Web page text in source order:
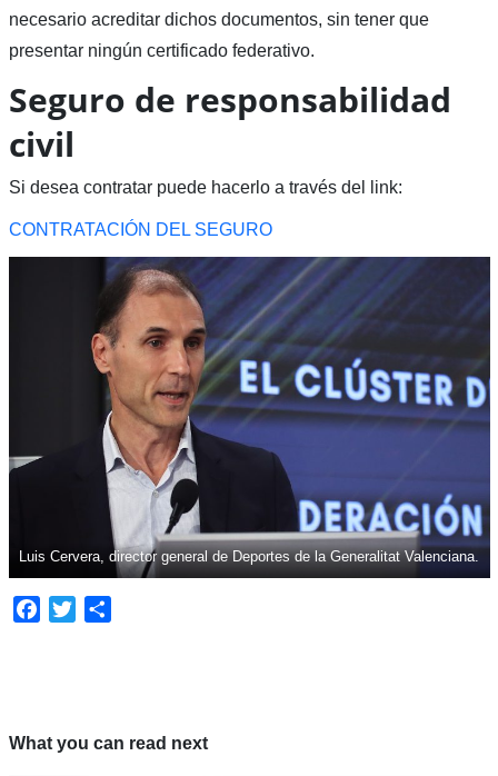
necesario acreditar dichos documentos, sin tener que
presentar ningún certificado federativo.
Seguro de responsabilidad
civil
Si desea contratar puede hacerlo a través del link:
CONTRATACIÓN DEL SEGURO
Luis Cervera, director general de Deportes de la Generalitat Valenciana.
Facebook
Twitter
What you can read next